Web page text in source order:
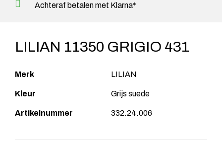
Achteraf betalen met Klarna*
LILIAN 11350 GRIGIO 431
Merk LILIAN
Kleur Grijs suede
Artikelnummer 332.24.006